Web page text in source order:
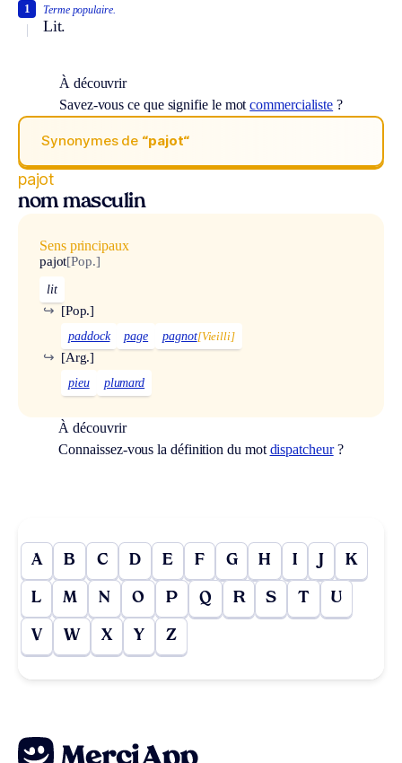
Terme populaire.
Lit.
1
À découvrir
Savez-vous ce que signifie le motcommercialiste ?
Synonymes de “pajot“
pajot
nom masculin
Sens principaux
pajot[Pop.]
lit
[Pop.]
↪
paddock page pagnot[Vieilli]
[Arg.]
↪
pieu plumard
À découvrir
Connaissez-vous la définition du mot dispatcheur?
A B C D E F G H I J K
L M N O P Q R S T U
V W X Y Z